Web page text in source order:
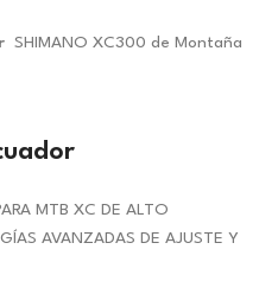
SHIMANO XC300 de Montaña
MTB XC DE ALTO
AVANZADAS DE AJUSTE Y